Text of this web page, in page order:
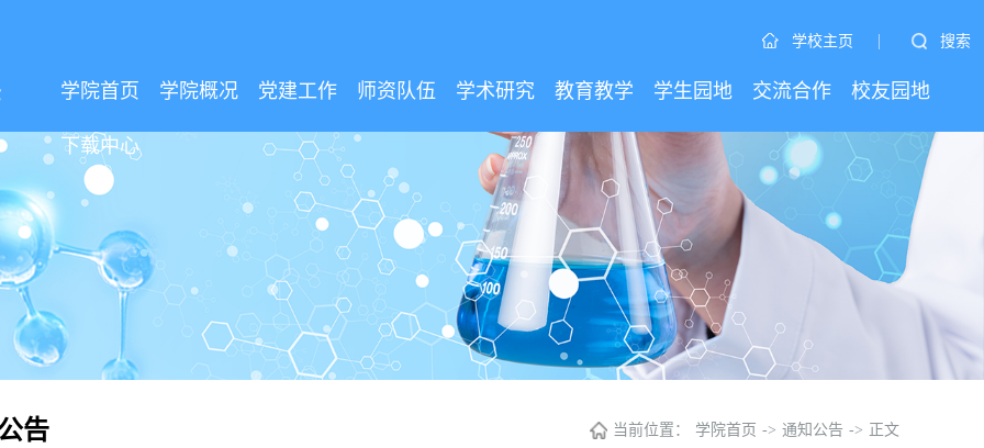
学校主页 | 搜索
学院首页 学院概况 党建工作 师资队伍 学术研究 教育教学 学生园地 交流合作 校友园地
下载中心
告 当前位置： 学院首页 -> 通知公告 -> 正文